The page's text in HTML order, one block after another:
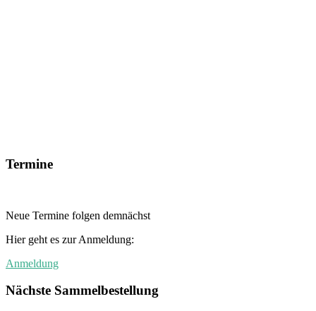
Termine
Neue Termine folgen demnächst
Hier geht es zur Anmeldung:
Anmeldung
Nächste Sammelbestellung